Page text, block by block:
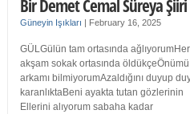
Bir Demet Cemal Süreya Şiiri
Güneyin Işıkları | February 16, 2025
GÜLGülün tam ortasında ağlıyorumHer
akşam sokak ortasında öldükçeÖnümü
arkamı bilmiyorumAzaldığını duyup
karanlıktaBeni ayakta tutan gözlerinin
Ellerini alıyorum sabaha kadar